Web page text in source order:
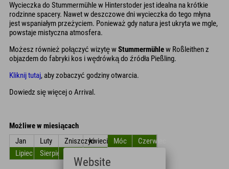
Wycieczka do Stummermühle w Hinterstoder jest idealna na krótkie
rodzinne spacery. Nawet w deszczowe dni wycieczka do tego młyna
jest wspaniałym przeżyciem. Ponieważ gdy natura jest ukryta we mgle,
powstaje mistyczna atmosfera.
Możesz również połączyć wizytę wStummermühlew Roßleithen z
objazdem do fabryki kos i wędrówką do źródła Pießling.
Kliknij tutaj, aby zobaczyć godziny otwarcia.
Dowiedz się więcej o Arrival.
Możliwe w miesiącach
Jan
Luty ZniszczyćkwiecieńMóc
Czerwiec
Lipiec
Sierpień
Website